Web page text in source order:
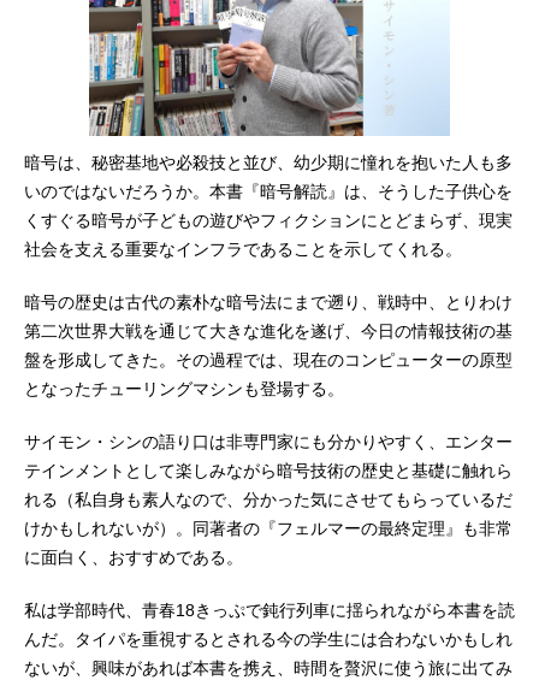
暗号は、秘密基地や必殺技と並び、幼少期に憧れを抱いた人も多
いのではないだろうか。本書『暗号解読』は、そうした子供心を
くすぐる暗号が子どもの遊びやフィクションにとどまらず、現実
社会を支える重要なインフラであることを示してくれる。
暗号の歴史は古代の素朴な暗号法にまで遡り、戦時中、とりわけ
第二次世界大戦を通じて大きな進化を遂げ、今日の情報技術の基
盤を形成してきた。その過程では、現在のコンピューターの原型
となったチューリングマシンも登場する。
サイモン・シンの語り口は非専門家にも分かりやすく、エンター
テインメントとして楽しみながら暗号技術の歴史と基礎に触れら
れる（私自身も素人なので、分かった気にさせてもらっているだ
けかもしれないが）。同著者の『フェルマーの最終定理』も非常
に面白く、おすすめである。
私は学部時代、青春18きっぷで鈍行列車に揺られながら本書を読
んだ。タイパを重視するとされる今の学生には合わないかもしれ
ないが、興味があれば本書を携え、時間を贅沢に使う旅に出てみ